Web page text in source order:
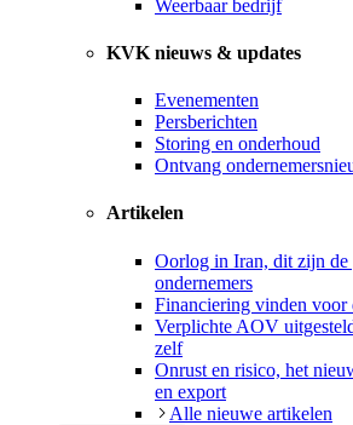
Weerbaar bedrijf
KVK nieuws & updates
Evenementen
Persberichten
Storing en onderhoud
Ontvang
Artikelen
Oorlog in Iran, dit zijn de
ondernemers
Financiering vinden voor
Verplichte AOV
zelf
Onrust en risico, het
en export
Alle nieuwe artikelen